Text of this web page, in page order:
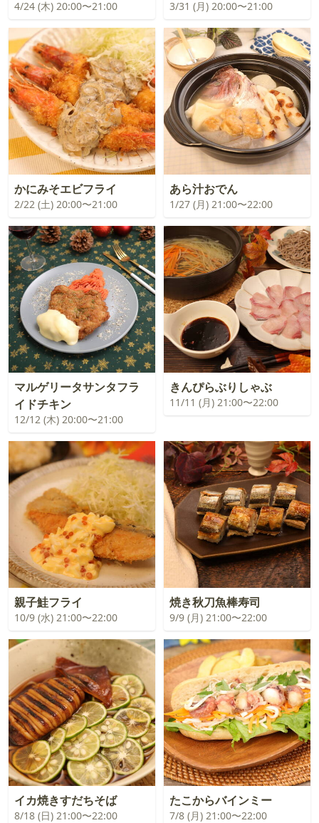
4/24 (木) 20:00〜21:00 3/31 (月) 20:00〜21:00
かにみそエビフライ
2/22 (土) 20:00〜21:00
あら汁おでん
1/27 (月) 21:00〜22:00
マルゲリータサンタフラ
イドチキン
12/12 (木) 20:00〜21:00
きんぴらぶりしゃぶ
11/11 (月) 21:00〜22:00
親子鮭フライ
10/9 (水) 21:00〜22:00
焼き秋刀魚棒寿司
9/9 (月) 21:00〜22:00
イカ焼きすだちそば
8/18 (日) 21:00〜22:00
たこからバインミー
7/8 (月) 21:00〜22:00